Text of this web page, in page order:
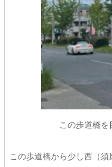
この歩道橋を
この歩道橋から少し西（